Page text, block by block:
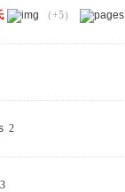
（+5）
2
3